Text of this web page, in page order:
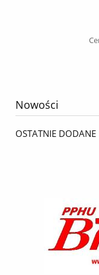
Nowości
OSTATNIE DODANE